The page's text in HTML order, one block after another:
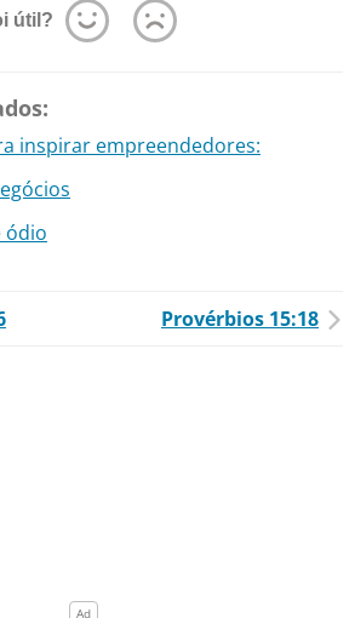
útil?
inspirar empreendedores:
ódio
Provérbios 15:18